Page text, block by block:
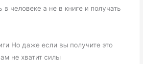
человеке а не в книге и получать
Но даже если вы получите это
не хватит силы